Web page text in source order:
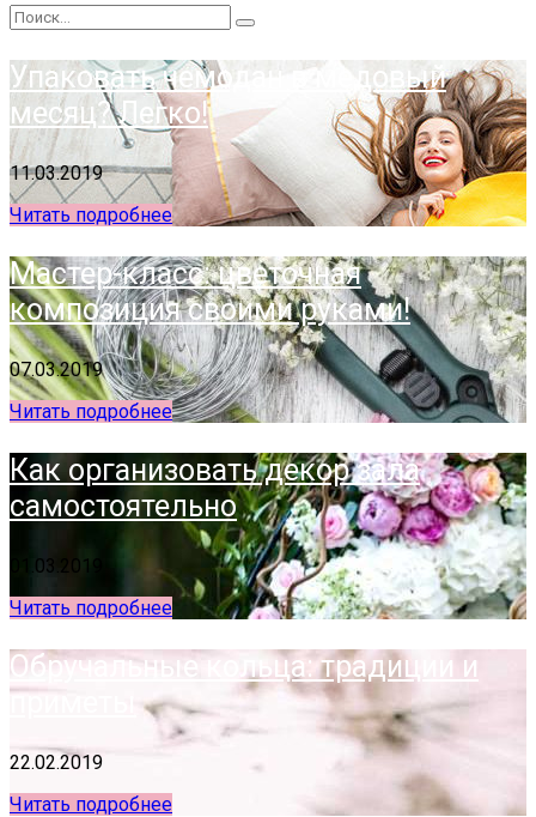
Упаковать чемодан в медовый
месяц? Легко!
11.03.2019
Читать подробнее
Мастер-класс: цветочная
композиция своими руками!
07.03.2019
Читать подробнее
Как организовать декор зала
самостоятельно
01.03.2019
Читать подробнее
Обручальные кольца: традиции и
приметы
22.02.2019
Читать подробнее